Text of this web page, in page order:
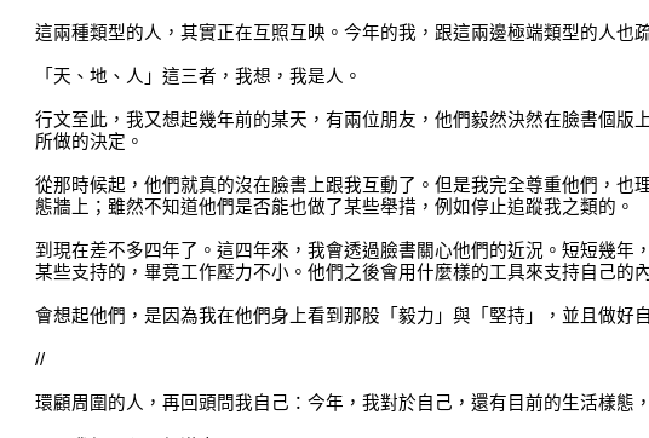
這兩種類型的人，其實正在互照互映。今年的我，跟這兩邊極端類型的人也
「天、地、人」這三者，我想，我是人。
行文至此，我又想起幾年前的某天，有兩位朋友，他們毅然決然在臉書個
所做的決定。
從那時候起，他們就真的沒在臉書上跟我互動了。但是我完全尊重他們，
態牆上；雖然不知道他們是否能也做了某些舉措，例如停止追蹤我之類的。
到現在差不多四年了。這四年來，我會透過臉書關心他們的近況。短短幾
某些支持的，畢竟工作壓力不小。他們之後會用什麼樣的工具來支持自己的
會想起他們，是因為我在他們身上看到那股「毅力」與「堅持」，並且做好
//
環顧周圍的人，再回頭問我自己：今年，我對於自己，還有目前的生活樣態